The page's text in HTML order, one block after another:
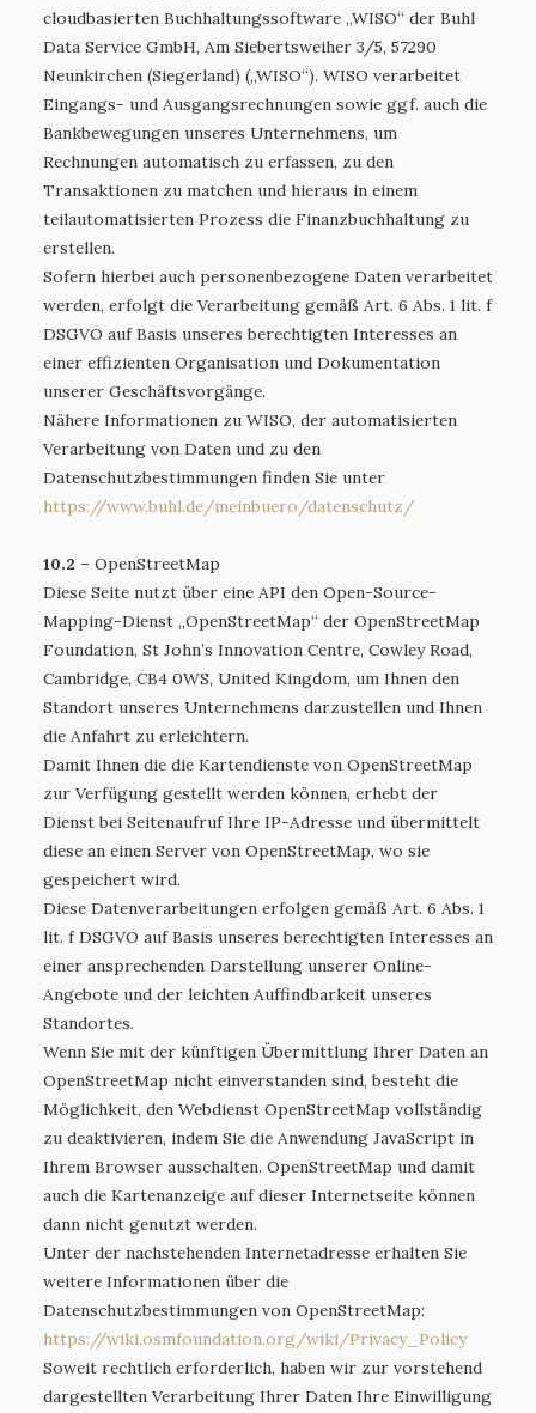
cloudbasierten Buchhaltungssoftware „WISO“ der Buhl
Data Service GmbH, Am Siebertsweiher 3/5, 57290
Neunkirchen (Siegerland) („WISO“). WISO verarbeitet
Eingangs- und Ausgangsrechnungen sowie ggf. auch die
Bankbewegungen unseres Unternehmens, um
Rechnungen automatisch zu erfassen, zu den
Transaktionen zu matchen und hieraus in einem
teilautomatisierten Prozess die Finanzbuchhaltung zu
erstellen.
Sofern hierbei auch personenbezogene Daten verarbeitet
werden, erfolgt die Verarbeitung gemäß Art. 6 Abs. 1 lit. f
DSGVO auf Basis unseres berechtigten Interesses an
einer effizienten Organisation und Dokumentation
unserer Geschäftsvorgänge.
Nähere Informationen zu WISO, der automatisierten
Verarbeitung von Daten und zu den
Datenschutzbestimmungen finden Sie unter
https://www.buhl.de/meinbuero/datenschutz/
10.2 – OpenStreetMap
Diese Seite nutzt über eine API den Open-Source-
Mapping-Dienst „OpenStreetMap“ der OpenStreetMap
Foundation, St John’s Innovation Centre, Cowley Road,
Cambridge, CB4 0WS, United Kingdom, um Ihnen den
Standort unseres Unternehmens darzustellen und Ihnen
die Anfahrt zu erleichtern.
Damit Ihnen die die Kartendienste von OpenStreetMap
zur Verfügung gestellt werden können, erhebt der
Dienst bei Seitenaufruf Ihre IP-Adresse und übermittelt
diese an einen Server von OpenStreetMap, wo sie
gespeichert wird.
Diese Datenverarbeitungen erfolgen gemäß Art. 6 Abs. 1
lit. f DSGVO auf Basis unseres berechtigten Interesses an
einer ansprechenden Darstellung unserer Online-
Angebote und der leichten Auffindbarkeit unseres
Standortes.
Wenn Sie mit der künftigen Übermittlung Ihrer Daten an
OpenStreetMap nicht einverstanden sind, besteht die
Möglichkeit, den Webdienst OpenStreetMap vollständig
zu deaktivieren, indem Sie die Anwendung JavaScript in
Ihrem Browser ausschalten. OpenStreetMap und damit
auch die Kartenanzeige auf dieser Internetseite können
dann nicht genutzt werden.
Unter der nachstehenden Internetadresse erhalten Sie
weitere Informationen über die
Datenschutzbestimmungen von OpenStreetMap:
https://wiki.osmfoundation.org/wiki/Privacy_Policy
Soweit rechtlich erforderlich, haben wir zur vorstehend
dargestellten Verarbeitung Ihrer Daten Ihre Einwilligung